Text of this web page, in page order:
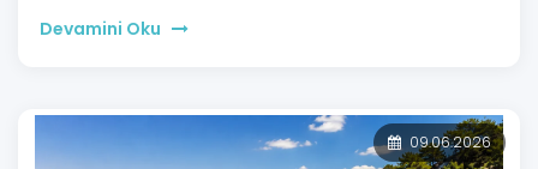
Devamini Oku
09.06.2026